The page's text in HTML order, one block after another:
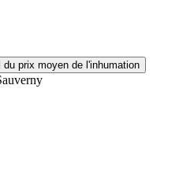
du prix moyen de l'inhumation